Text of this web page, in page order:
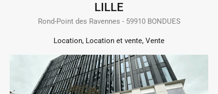
LILLE
Rond-Point des Ravennes - 59910 BONDUES
Location, Location et vente, Vente